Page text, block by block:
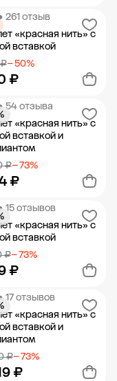
в корзину
261 отзыв
«красная нить» с
вставкой
− 50%
₽
в корзину
54 отзыва
«красная нить» с
вставкой и
₽− 73%
₽
в корзину
15 отзывов
«красная нить» с
вставкой
₽− 73%
₽
в корзину
17 отзывов
«красная нить» с
вставкой и
₽− 73%
₽